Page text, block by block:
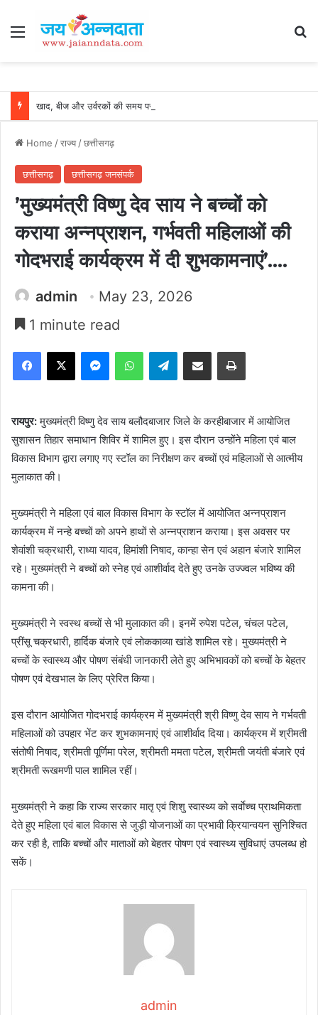
Menu
Home /राज्य/छत्तीसगढ़
छत्तीसगढ़ छत्तीसगढ़ जनसंपर्क
’मुख्यमंत्री विष्णु देव साय ने बच्चों को
कराया अन्नप्राशन, गर्भवती महिलाओं की
गोदभराई कार्यक्रम में दी शुभकामनाएं’….
admin
May 23, 2026
1 minute read
Facebook
X MessengerWhatsAppTelegramShare via Email Print
रायपुर:मुख्यमंत्री विष्णु देव साय बलौदबाजार जिले के करहीबाजार में आयोजित
सुशासन तिहार समाधान शिविर में शामिल हुए। इस दौरान उन्होंने महिला एवं बाल
विकास विभाग द्वारा लगाए गए स्टॉल का निरीक्षण कर बच्चों एवं महिलाओं से आत्मीय
मुलाकात की।
मुख्यमंत्री ने महिला एवं बाल विकास विभाग के स्टॉल में आयोजित अन्नप्राशन
कार्यक्रम में नन्हे बच्चों को अपने हाथों से अन्नप्राशन कराया। इस अवसर पर
शेवांशी चक्रधारी, राध्या यादव, हिमांशी निषाद, कान्हा सेन एवं अहान बंजारे शामिल
रहे। मुख्यमंत्री ने बच्चों को स्नेह एवं आशीर्वाद देते हुए उनके उज्ज्वल भविष्य की
कामना की।
मुख्यमंत्री ने स्वस्थ बच्चों से भी मुलाकात की। इनमें रुपेश पटेल, चंचल पटेल,
प्रींसू चक्रधारी, हार्दिक बंजारे एवं लोककाव्या खांडे शामिल रहे। मुख्यमंत्री ने
बच्चों के स्वास्थ्य और पोषण संबंधी जानकारी लेते हुए अभिभावकों को बच्चों के बेहतर
पोषण एवं देखभाल के लिए प्रेरित किया।
इस दौरान आयोजित गोदभराई कार्यक्रम में मुख्यमंत्री श्री विष्णु देव साय ने गर्भवती
महिलाओं को उपहार भेंट कर शुभकामनाएं एवं आशीर्वाद दिया। कार्यक्रम में श्रीमती
संतोषी निषाद, श्रीमती पूर्णिमा परेल, श्रीमती ममता पटेल, श्रीमती जयंती बंजारे एवं
श्रीमती रूखमणी पाल शामिल रहीं।
मुख्यमंत्री ने कहा कि राज्य सरकार मातृ एवं शिशु स्वास्थ्य को सर्वाेच्च प्राथमिकता
देते हुए महिला एवं बाल विकास से जुड़ी योजनाओं का प्रभावी क्रियान्वयन सुनिश्चित
कर रही है, ताकि बच्चों और माताओं को बेहतर पोषण एवं स्वास्थ्य सुविधाएं उपलब्ध हो
सकें।
admin